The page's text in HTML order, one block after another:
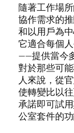
隨著工作場
協作需求的
和以用戶為
它適合每個
——提供當今
對於那些可
人來說，從
使轉變比以
承諾即可試
公室套件的功